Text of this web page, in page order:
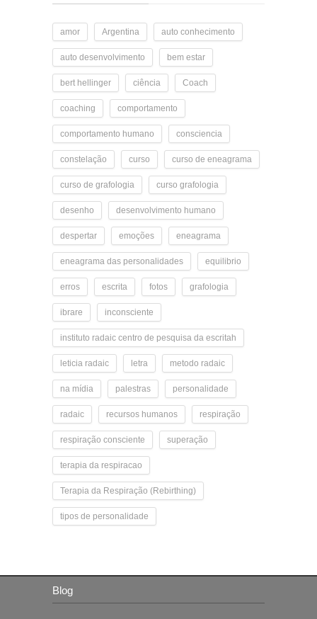
amor Argentina auto conhecimento
auto desenvolvimento bem estar
bert hellinger ciência Coach
coaching comportamento
comportamento humano consciencia
constelação curso curso de eneagrama
curso de grafologia curso grafologia
desenho desenvolvimento humano
despertar emoções eneagrama
eneagrama das personalidades equilibrio
erros escrita fotos grafologia
ibrare inconsciente
instituto radaic centro de pesquisa da escritah
leticia radaic letra metodo radaic
na mídia palestras personalidade
radaic recursos humanos respiração
respiração consciente superação
terapia da respiracao
Terapia da Respiração (Rebirthing)
tipos de personalidade
Blog